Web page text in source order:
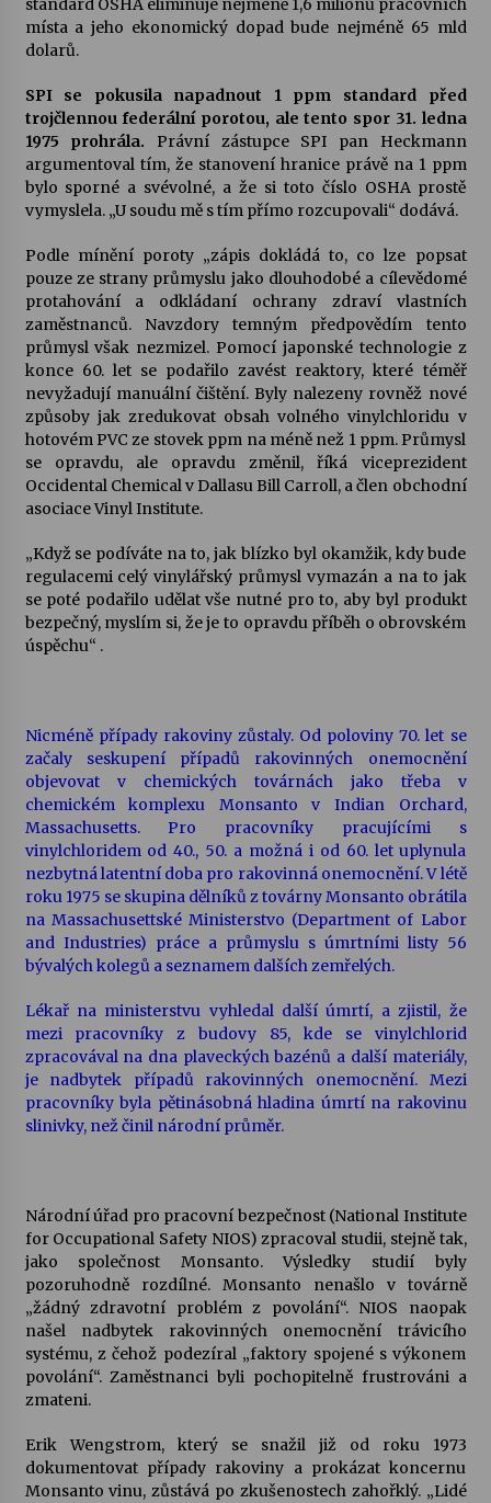
standard OSHA eliminuje nejméně 1,6 milionů pracovních
místa a jeho ekonomický dopad bude nejméně 65 mld
dolarů.
SPI se pokusila napadnout 1 ppm standard před
trojčlennou federální porotou, ale tento spor 31. ledna
1975 prohrála. Právní zástupce SPI pan Heckmann
argumentoval tím, že stanovení hranice právě na 1 ppm
bylo sporné a svévolné, a že si toto číslo OSHA prostě
vymyslela. „U soudu mě s tím přímo rozcupovali“ dodává.
Podle mínění poroty „zápis dokládá to, co lze popsat
pouze ze strany průmyslu jako dlouhodobé a cílevědomé
protahování a odkládaní ochrany zdraví vlastních
zaměstnanců. Navzdory temným předpovědím tento
průmysl však nezmizel. Pomocí japonské technologie z
konce 60. let se podařilo zavést reaktory, které téměř
nevyžadují manuální čištění. Byly nalezeny rovněž nové
způsoby jak zredukovat obsah volného vinylchloridu v
hotovém PVC ze stovek ppm na méně než 1 ppm. Průmysl
se opravdu, ale opravdu změnil, říká viceprezident
Occidental Chemical v Dallasu Bill Carroll, a člen obchodní
asociace Vinyl Institute.
„Když se podíváte na to, jak blízko byl okamžik, kdy bude
regulacemi celý vinylářský průmysl vymazán a na to jak
se poté podařilo udělat vše nutné pro to, aby byl produkt
bezpečný, myslím si, že je to opravdu příběh o obrovském
úspěchu“ .
Nicméně případy rakoviny zůstaly. Od poloviny 70. let se
začaly seskupení případů rakovinných onemocnění
objevovat v chemických továrnách jako třeba v
chemickém komplexu Monsanto v Indian Orchard,
Massachusetts. Pro pracovníky pracujícími s
vinylchloridem od 40., 50. a možná i od 60. let uplynula
nezbytná latentní doba pro rakovinná onemocnění. V létě
roku 1975 se skupina dělníků z továrny Monsanto obrátila
na Massachusettské Ministerstvo (Department of Labor
and Industries) práce a průmyslu s úmrtními listy 56
bývalých kolegů a seznamem dalších zemřelých.
Lékař na ministerstvu vyhledal další úmrtí, a zjistil, že
mezi pracovníky z budovy 85, kde se vinylchlorid
zpracovával na dna plaveckých bazénů a další materiály,
je nadbytek případů rakovinných onemocnění. Mezi
pracovníky byla pětinásobná hladina úmrtí na rakovinu
slinivky, než činil národní průměr.
Národní úřad pro pracovní bezpečnost (National Institute
for Occupational Safety NIOS) zpracoval studii, stejně tak,
jako společnost Monsanto. Výsledky studií byly
pozoruhodně rozdílné. Monsanto nenašlo v továrně
„žádný zdravotní problém z povolání“. NIOS naopak
našel nadbytek rakovinných onemocnění trávicího
systému, z čehož podezíral „faktory spojené s výkonem
povolání“. Zaměstnanci byli pochopitelně frustrováni a
zmateni.
Erik Wengstrom, který se snažil již od roku 1973
dokumentovat případy rakoviny a prokázat koncernu
Monsanto vinu, zůstává po zkušenostech zahořklý. „Lidé